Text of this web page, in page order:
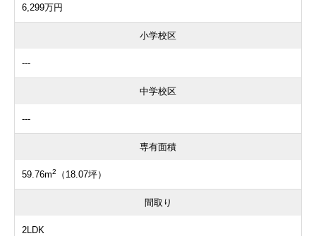
6,299万円
小学校区
---
中学校区
---
専有面積
59.76m2 （18.07坪）
間取り
2LDK